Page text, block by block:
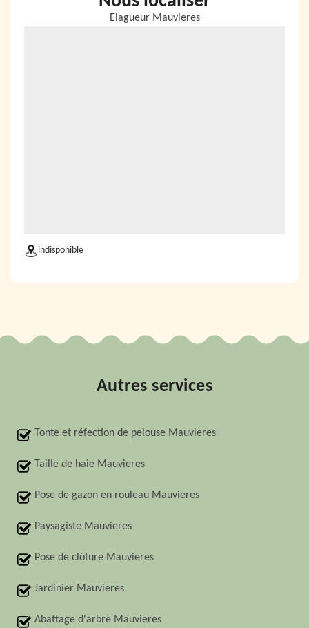
Elagueur Mauvieres
indisponible
Autres services
Tonte et réfection de pelouse Mauvieres
Taille de haie Mauvieres
Pose de gazon en rouleau Mauvieres
Paysagiste Mauvieres
Pose de clôture Mauvieres
Jardinier Mauvieres
Abattage d'arbre Mauvieres